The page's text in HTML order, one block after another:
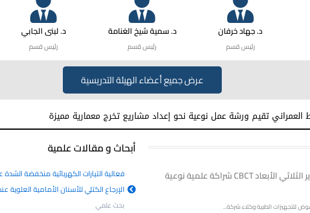
د. جهاد خرفان
رئيس قسم
د. سمية شيخ الغنامة
رئيس قسم
د. لبنى الجابي
رئيس قسم
عرض جميع أعضاء الهيئة التدريسية
العمراني تقيم ورشة عمل نوعية نحو إعداد مشاريع تخرج معمارية مميزة
فعالية علمية مرتقبة تستعرض أحدث تقنيات التصوير الثلاثي الأبعاد CBCT شراكة علمية نوعية
للتجهيزات الطبية وكلاء شركة...
أبحاث و مقالات علمية
فعالية التيارات الكهربائية منخفضة
الإرجاع الكتلي للأسنان الأمامية
بحث علمي